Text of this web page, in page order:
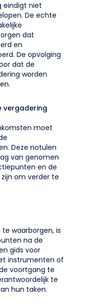
eindigt niet
De echte
dat
en
De opvolging
dat de
worden
vergadering
moet
Deze notulen
van genomen
en de
om verder te
waarborgen, is
na de
gids voor
instrumenten of
voortgang te
te
hun taken.